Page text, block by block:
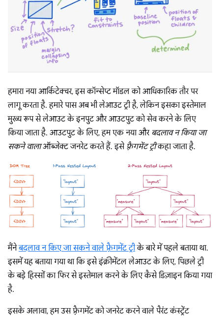
हमारा नया आर्किटेक्चर, इस कॉन्सेप्ट मॉडल को आधिकारिक तौर पर
लागू करता है. हमारे पास अब भी लेआउट ट्री है, लेकिन इसका इस्तेमाल
मुख्य रूप से लेआउट के इनपुट और आउटपुट को सेव करने के लिए
किया जाता है. आउटपुट के लिए, हम एक नया और बदलाव न किया जा
सकने वालाऑब्जेक्ट जनरेट करते हैं. इसे फ़्रैगमेंट ट्रीकहा जाता है.
मैंनेबदलाव न किए जा सकने वाले फ़्रैगमेंट ट्रीके बारे में पहले बताया था.
इसमें यह बताया गया था कि इसे इंक्रीमेंटल लेआउट के लिए, पिछले ट्री
के बड़े हिस्सों का फिर से इस्तेमाल करने के लिए कैसे डिज़ाइन किया गया
है.
इसके अलावा, हम उस फ़्रैगमेंट को जनरेट करने वाले पैरंट कंस्ट्रेंट